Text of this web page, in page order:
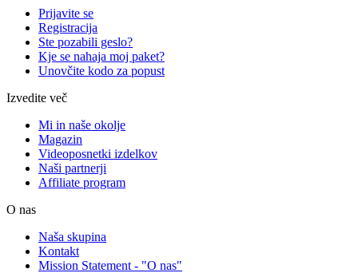
Prijavite se
Registracija
Ste pozabili geslo?
Kje se nahaja moj paket?
Unovčite kodo za popust
Izvedite več
Mi in naše okolje
Magazin
Videoposnetki izdelkov
Naši partnerji
Affiliate program
O nas
Naša skupina
Kontakt
Mission Statement - "O nas"